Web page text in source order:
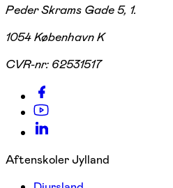
Peder Skrams Gade 5, 1.
1054 København K
CVR-nr: 62531517
Aftenskoler Jylland